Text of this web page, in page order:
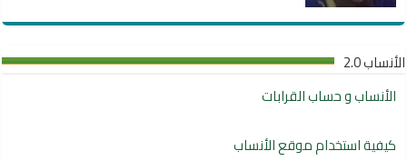
الأنساب 2.0
الأنساب و حساب القرابات
كيفية استخدام موقع الأنساب